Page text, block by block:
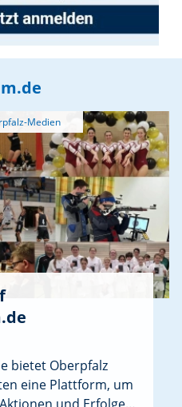
und Musiker des
Jubiläumsevent
Der Eintritt ist frei.
freut sich auf
stimmungsvollen
bietet Oberpfalz
eine Plattform, um